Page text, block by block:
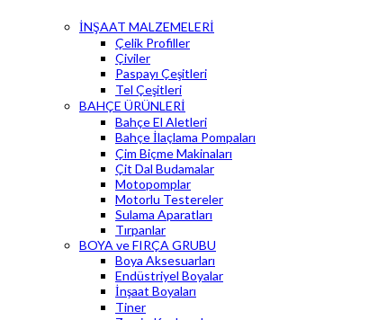
İNŞAAT MALZEMELERİ
Çelik Profiller
Çiviler
Paspayı Çeşitleri
Tel Çeşitleri
BAHÇE ÜRÜNLERİ
Bahçe El Aletleri
Bahçe İlaçlama Pompaları
Çim Biçme Makinaları
Çit Dal Budamalar
Motopomplar
Motorlu Testereler
Sulama Aparatları
Tırpanlar
BOYA ve FIRÇA GRUBU
Boya Aksesuarları
Endüstriyel Boyalar
İnşaat Boyaları
Tiner